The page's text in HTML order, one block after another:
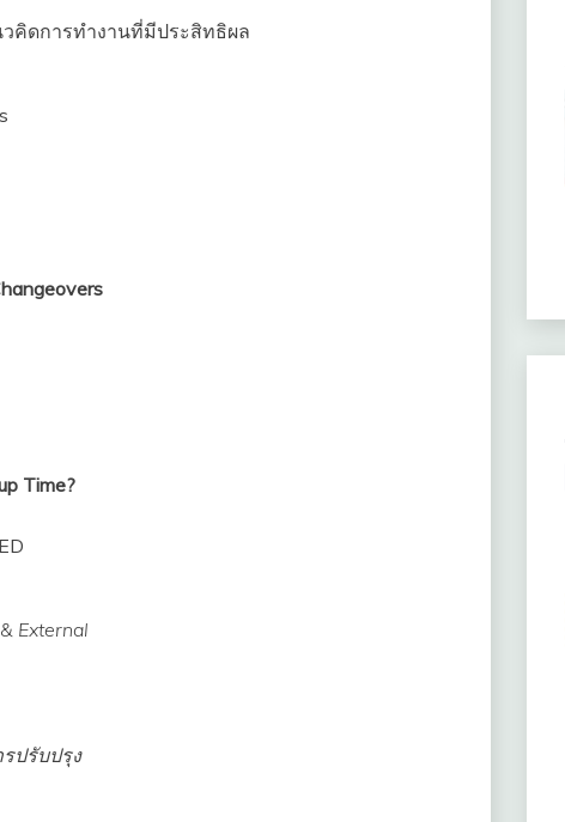
คิดการทำงานที่มีประสิทธิผล
Time?
External
ปรับปรุง